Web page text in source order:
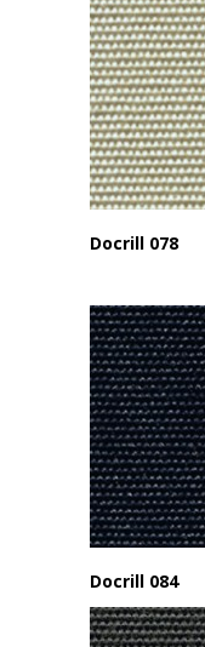
Docrill 078
Docrill 084